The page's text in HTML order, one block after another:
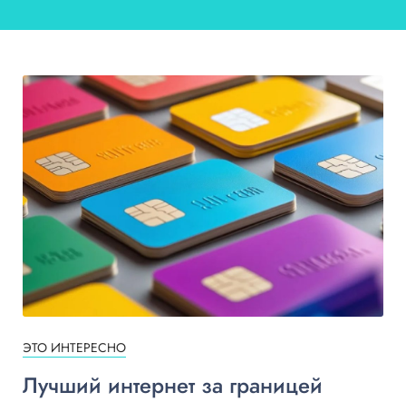
ЭТО ИНТЕРЕСНО
Лучший интернет за границей